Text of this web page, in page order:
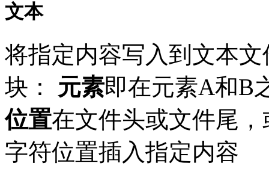
文本
将指定内容写入到文本
块： 元素即在元素A和B
位置在文件头或文件尾
字符位置插入指定内容